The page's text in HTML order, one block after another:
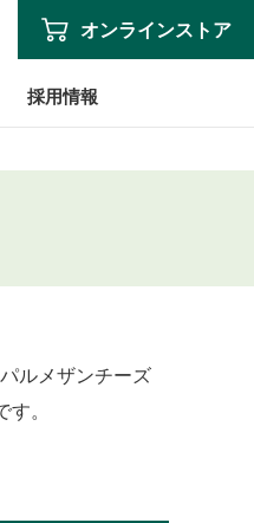
採用情報
オンラインストア
ルメザンチーズ
。